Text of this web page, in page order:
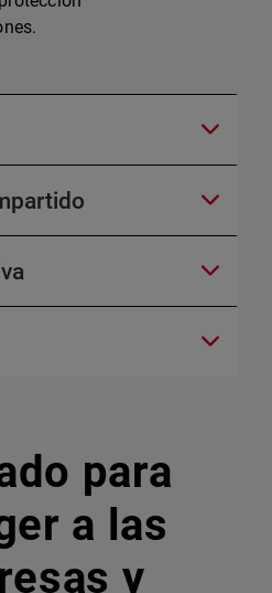
para
a las
y